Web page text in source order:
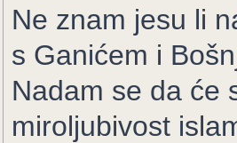
Ne znam jesu li
s Ganićem i
Nadam se da će
miroljubivost